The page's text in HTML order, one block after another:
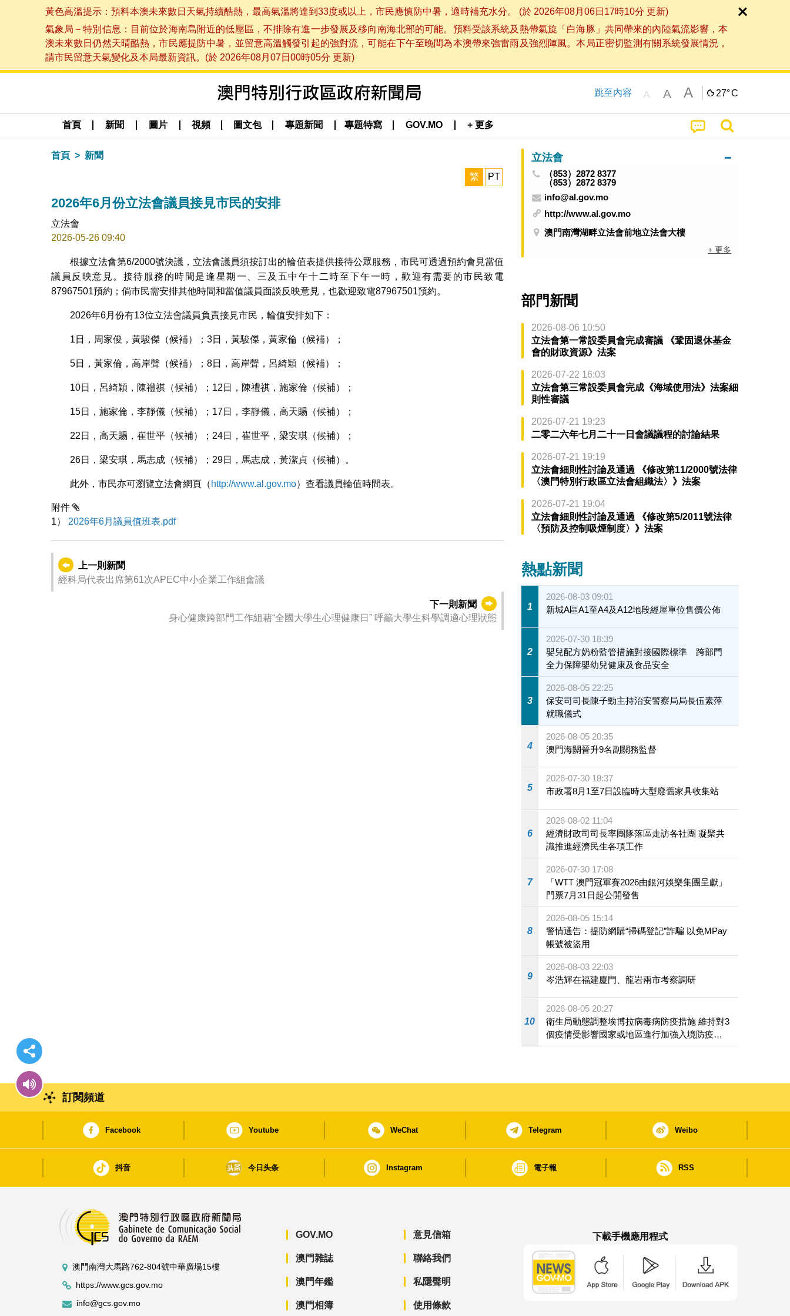
黃色高溫提示：預料本澳未來數日天氣持續酷熱，最高氣溫將達到33度或以上，市民應慎防中暑，適時補充水分。 (於 2026年08月06日17時10分 更新)
氣象局－特別信息：目前位於海南島附近的低壓區，不排除有進一步發展及移向南海北部的可能。預料受該系統及熱帶氣旋「白海豚」共同帶來的內陸氣流影響，本
澳未來數日仍然天晴酷熱，市民應提防中暑，並留意高溫觸發引起的強對流，可能在下午至晚間為本澳帶來強雷雨及強烈陣風。本局正密切監測有關系統發展情況，
請市民留意天氣變化及本局最新資訊。(於 2026年08月07日00時05分 更新)
跳至內容 A A A 27°C
首頁 新聞 圖片 視頻 圖文包 專題新聞 專題特寫 GOV.MO + 更多
首頁 新聞
繁 PT
2026年6月份立法會議員接見市民的安排
立法會
2026-05-26 09:40
根據立法會第6/2000號決議，立法會議員須按訂出的輪值表提供接待公眾服務，市民可透過預約會見當值
議員反映意見。接待服務的時間是逢星期一、三及五中午十二時至下午一時，歡迎有需要的市民致電
87967501預約；倘市民需安排其他時間和當值議員面談反映意見，也歡迎致電87967501預約。
2026年6月份有13位立法會議員負責接見市民，輪值安排如下：
1日，周家俊，黃駿傑（候補）；3日，黃駿傑，黃家倫（候補）；
5日，黃家倫，高岸聲（候補）；8日，高岸聲，呂綺穎（候補）；
10日，呂綺穎，陳禮祺（候補）；12日，陳禮祺，施家倫（候補）；
15日，施家倫，李靜儀（候補）；17日，李靜儀，高天賜（候補）；
22日，高天賜，崔世平（候補）；24日，崔世平，梁安琪（候補）；
26日，梁安琪，馬志成（候補）；29日，馬志成，黃潔貞（候補）。
此外，市民亦可瀏覽立法會網頁（ http://www.al.gov.mo）查看議員輪值時間表。
附件
1）
2026年6月議員值班表.pdf
上一則新聞
經科局代表出席第61次APEC中小企業工作組會議
下一則新聞
身心健康跨部門工作組藉“全國大學生心理健康日” 呼籲大學生科學調適心理狀態
立法會
（853）2872 8377
（853）2872 8379
info@al.gov.mo
http://www.al.gov.mo
澳門南灣湖畔立法會前地立法會大樓
+ 更多
部門新聞
2026-08-06 10:50
立法會第一常設委員會完成審議 《鞏固退休基金
會的財政資源》法案
2026-07-22 16:03
立法會第三常設委員會完成《海域使用法》法案細
則性審議
2026-07-21 19:23
二零二六年七月二十一日會議議程的討論結果
2026-07-21 19:19
立法會細則性討論及通過 《修改第11/2000號法律
〈澳門特別行政區立法會組織法〉》法案
2026-07-21 19:04
立法會細則性討論及通過 《修改第5/2011號法律
〈預防及控制吸煙制度〉》法案
熱點新聞
1
2026-08-03 09:01
新城A區A1至A4及A12地段經屋單位售價公佈
2
2026-07-30 18:39
嬰兒配方奶粉監管措施對接國際標準 跨部門
全力保障嬰幼兒健康及食品安全
3
2026-08-05 22:25
保安司司長陳子勁主持治安警察局局長伍素萍
就職儀式
4
2026-08-05 20:35
澳門海關晉升9名副關務監督
5
2026-07-30 18:37
市政署8月1至7日設臨時大型廢舊家具收集站
6
2026-08-02 11:04
經濟財政司司長率團隊落區走訪各社團 凝聚共
識推進經濟民生各項工作
7
2026-07-30 17:08
「WTT 澳門冠軍賽2026由銀河娛樂集團呈獻」
門票7月31日起公開發售
8
2026-08-05 15:14
警情通告：提防網購“掃碼登記”詐騙 以免MPay
帳號被盜用
9
2026-08-03 22:03
岑浩輝在福建廈門、龍岩兩市考察調研
10
2026-08-05 20:27
衛生局動態調整埃博拉病毒病防疫措施 維持對3
個疫情受影響國家或地區進行加強入境防疫措
施
訂閱頻道
Facebook Youtube WeChat Telegram Weibo
抖音 今日头条 Instagram 電子報 RSS
澳門南灣大馬路762-804號中華廣場15樓
https://www.gcs.gov.mo
info@gcs.gov.mo
GOV.MO
澳門雜誌
澳門年鑑
澳門相簿
意見信箱
聯絡我們
私隱聲明
使用條款
下載手機應用程式